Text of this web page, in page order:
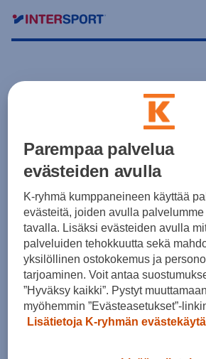
Parempaa palvelua
evästeiden avulla
K-ryhmä kumppaneineen käyttää
evästeitä, joiden avulla
tavalla. Lisäksi evästeiden avulla
palveluiden tehokkuutta sekä
yksilöllinen ostokokemus ja
tarjoaminen. Voit antaa
”Hyväksy kaikki”. Pystyt
myöhemmin ”Evästeasetukset”-
Lisätietoja K-ryhmän